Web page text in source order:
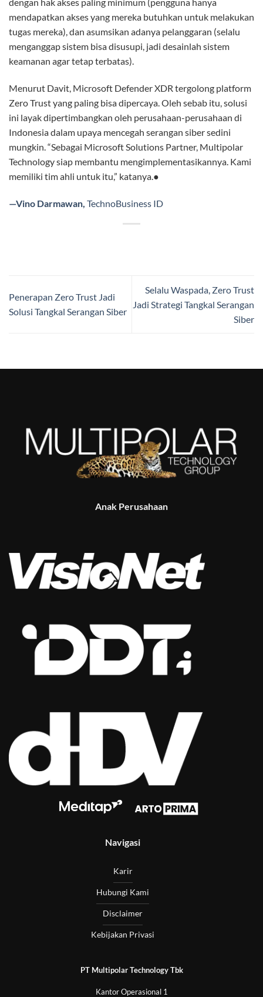
mendapatkan akses yang mereka butuhkan untuk melakukan
tugas mereka), dan asumsikan adanya pelanggaran (selalu
menganggap sistem bisa disusupi, jadi desainlah sistem
keamanan agar tetap terbatas).
Menurut Davit, Microsoft Defender XDR tergolong platform
Zero Trust yang paling bisa dipercaya. Oleh sebab itu, solusi
ini layak dipertimbangkan oleh perusahaan-perusahaan di
Indonesia dalam upaya mencegah serangan siber sedini
mungkin. “Sebagai Microsoft Solutions Partner, Multipolar
Technology siap membantu mengimplementasikannya. Kami
memiliki tim ahli untuk itu,” katanya.●
—Vino Darmawan, TechnoBusiness ID
Penerapan Zero Trust Jadi
Solusi Tangkal Serangan Siber
Selalu Waspada, Zero Trust
Jadi Strategi Tangkal Serangan
Siber
Anak Perusahaan
Navigasi
Karir
Hubungi Kami
Disclaimer
Kebijakan Privasi
PT Multipolar Technology Tbk
Kantor Operasional 1